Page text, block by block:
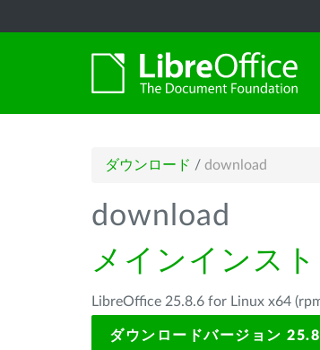
ダウンロード / download
download
メインインス
LibreOffice 25.8.6 for Linux x64
ダウンロードバージョン